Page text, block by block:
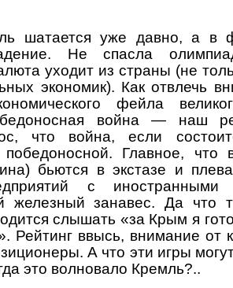
шатается уже давно, а в
Не спасла
уходит из страны (не
экономик). Как отвлечь
фейла
война — наш
что война, если
Главное, что
бьются в экстазе и
с иностранными
железный занавес. Да что
слышать «за Крым я
Рейтинг ввысь, внимание от
А что эти игры
это волновало Кремль?..